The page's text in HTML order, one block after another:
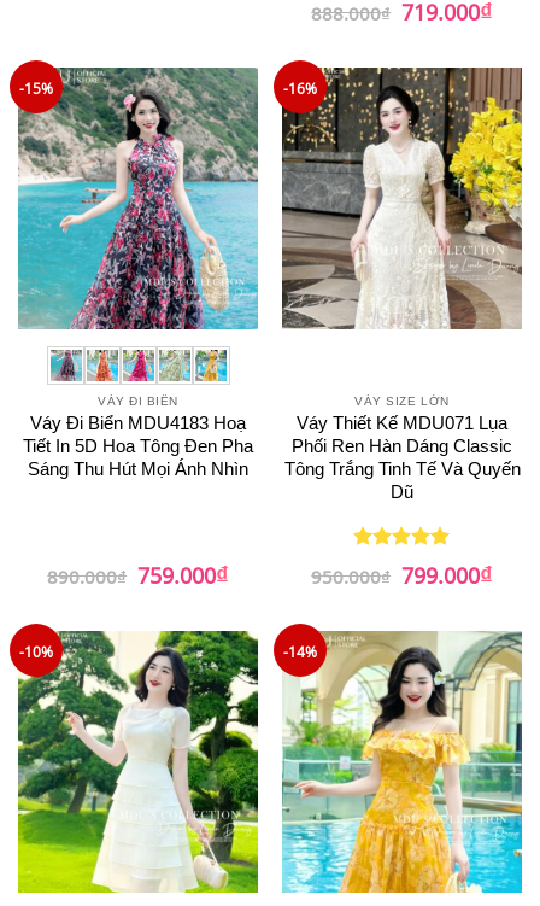
hạng
55
888.000₫ gốc
719.000 hiện
-15%
VÁY ĐI BIỂN
Váy Đi Biển MDU4183 Hoạ
Tiết In 5D Hoa Tông Đen Pha
Sáng Thu Hút Mọi Ánh Nhìn
890.000₫ Giá
gốc
759.000₫Giá
hiện
759.000₫.
-16%
VÁY SIZE LỚN
Váy Thiết Kế MDU071 Lụa
Phối Ren Hàn Dáng Classic
Tông Trắng Tinh Tế Và Quyến
Dũ
Được xếp
hạng
55
950.000₫ Giá
gốc
799.000₫Giá
hiện
-10% -14%